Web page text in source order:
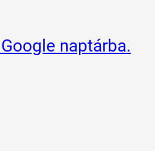
naptárba.